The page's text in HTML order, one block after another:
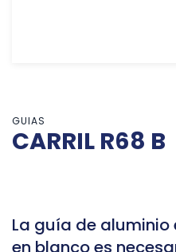
GUIAS
CARRIL R68 B
La guía de
en blanco es